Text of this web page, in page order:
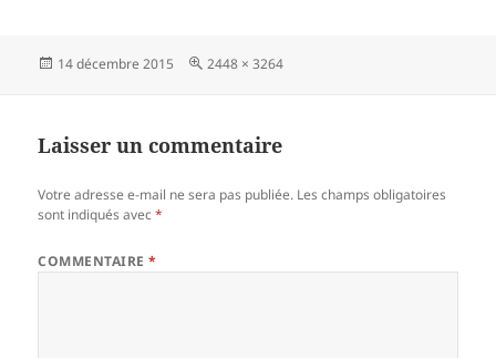
c
e
o
o
k
itt
er
ai
l
rt
a
er
Publié
14 décembre 2015
Taille
2448 × 3264
Laisser un commentaire
Votre adresse e-mail ne sera pas publiée. Les champs obligatoires
sont indiqués avec*
COMMENTAIRE*